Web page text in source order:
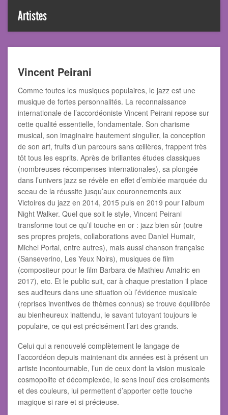
Artistes
Vincent Peirani
Comme toutes les musiques populaires, le jazz est une
musique de fortes personnalités. La reconnaissance
internationale de l’accordéoniste Vincent Peirani repose sur
cette qualité essentielle, fondamentale. Son charisme
musical, son imaginaire hautement singulier, la conception
de son art, fruits d’un parcours sans œillères, frappent très
tôt tous les esprits. Après de brillantes études classiques
(nombreuses récompenses internationales), sa plongée
dans l’univers jazz se révèle en effet d’emblée marquée du
sceau de la réussite jusqu’aux couronnements aux
Victoires du jazz en 2014, 2015 puis en 2019 pour l’album
Night Walker. Quel que soit le style, Vincent Peirani
transforme tout ce qu’il touche en or : jazz bien sûr (outre
ses propres projets, collaborations avec Daniel Humair,
Michel Portal, entre autres), mais aussi chanson française
(Sanseverino, Les Yeux Noirs), musiques de film
(compositeur pour le film Barbara de Mathieu Amalric en
2017), etc. Et le public suit, car à chaque prestation il place
ses auditeurs dans une situation où l’évidence musicale
(reprises inventives de thèmes connus) se trouve équilibrée
au bienheureux inattendu, le savant tutoyant toujours le
populaire, ce qui est précisément l’art des grands.
Celui qui a renouvelé complètement le langage de
l’accordéon depuis maintenant dix années est à présent un
artiste incontournable, l’un de ceux dont la vision musicale
cosmopolite et décomplexée, le sens inouï des croisements
et des couleurs, lui permettent d’apporter cette touche
magique si rare et si précieuse.